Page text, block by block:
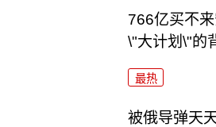
766亿买不
\"大计划\"的
最热
被俄导弹天